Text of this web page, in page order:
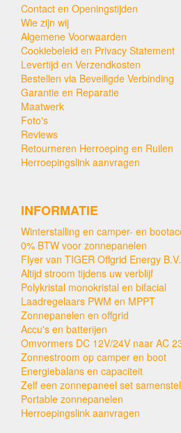
Contact en Openingstijden
Wie zijn wij
Algemene Voorwaarden
Cookiebeleid en Privacy Statement
Levertijd en Verzendkosten
Bestellen via Beveiligde Verbinding
Garantie en Reparatie
Maatwerk
Foto's
Reviews
Retourneren Herroeping en Ruilen
Herroepingslink aanvragen
INFORMATIE
Winterstalling en camper- en
0% BTW voor zonnepanelen
Flyer van TIGER Offgrid Energy B.V.
Altijd stroom tijdens uw verblijf
Polykristal monokristal en bifacial
Laadregelaars PWM en MPPT
Zonnepanelen en offgrid
Accu's en batterijen
Omvormers DC 12V/24V naar AC
Zonnestroom op camper en boot
Energiebalans en capaciteit
Zelf een zonnepaneel set
Portable zonnepanelen
Herroepingslink aanvragen